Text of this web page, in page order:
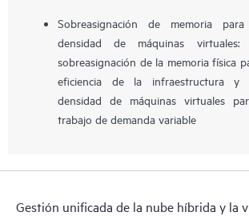
Sobreasignación de memoria
densidad de máquinas
sobreasignación de la memoria física
eficiencia de la infraestructura y
densidad de máquinas virtuales
trabajo de demanda variable
Gestión unificada de la nube híbrida y la